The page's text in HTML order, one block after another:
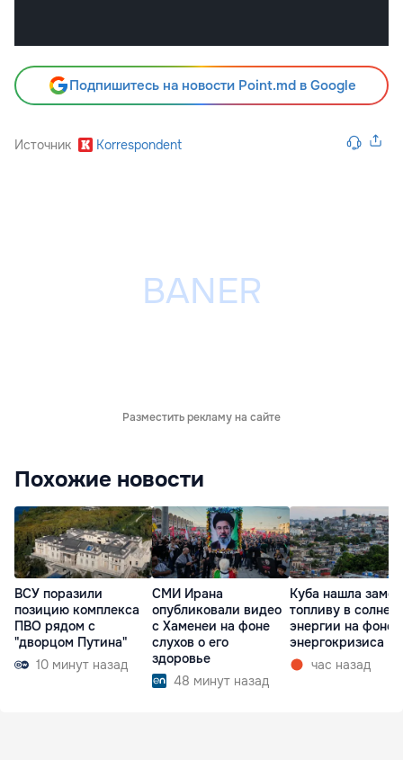
Подпишитесь на новости Point.md в Google
Источник Korrespondent
Разместить рекламу на сайте
Похожие новости
ВСУ поразили
позицию комплекса
ПВО рядом с
"дворцом Путина"
10 минут назад
СМИ Ирана
опубликовали видео
с Хаменеи на фоне
слухов о его
здоровье
48 минут назад
Куба нашла
топливу в
энергии на фоне
энергокризиса
час назад